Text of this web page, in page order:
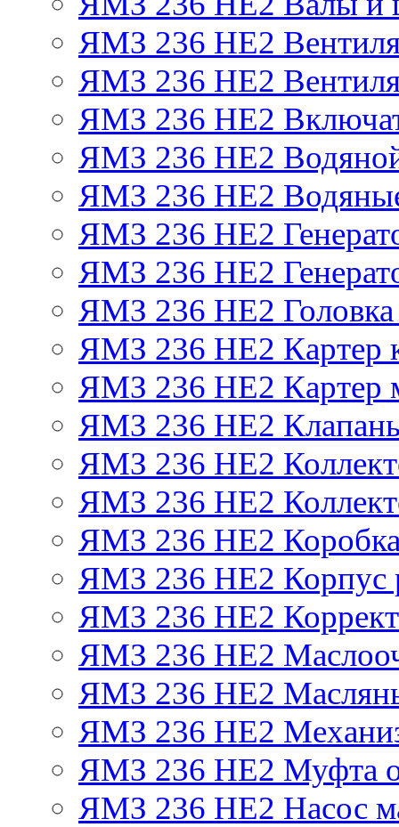
ЯМЗ 236 НЕ2
ЯМЗ 236 НЕ2
ЯМЗ 236 НЕ2
ЯМЗ 236 НЕ2
ЯМЗ 236 НЕ2
ЯМЗ 236 НЕ2
ЯМЗ 236 НЕ2
ЯМЗ 236 НЕ2 Головка
ЯМЗ 236 НЕ2 Картер
ЯМЗ 236 НЕ2 Картер
ЯМЗ 236 НЕ2 Клапаны
ЯМЗ 236 НЕ2
ЯМЗ 236 НЕ2
ЯМЗ 236 НЕ2 Коробка
ЯМЗ 236 НЕ2 Корпус
ЯМЗ 236 НЕ2
ЯМЗ 236 НЕ2
ЯМЗ 236 НЕ2
ЯМЗ 236 НЕ2
ЯМЗ 236 НЕ2 Муфта
ЯМЗ 236 НЕ2 Насос